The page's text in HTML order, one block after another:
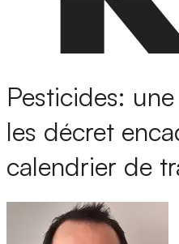
Pesticides:
les décret
calendrier de